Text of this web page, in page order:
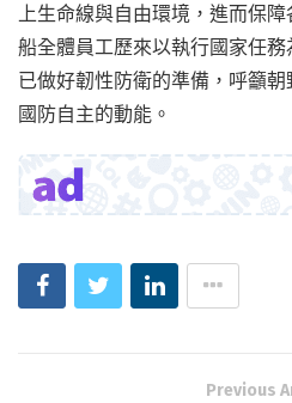
上生命線與自由環境，進而保
船全體員工歷來以執行國家任
已做好韌性防衛的準備，呼籲
國防自主的動能。
Previous